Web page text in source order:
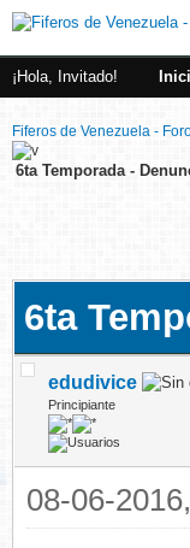
¡Hola, Invitado!
Fiferos de Venezuela -
6ta Temporada -
6ta
edudivice
Principiante
08-06-